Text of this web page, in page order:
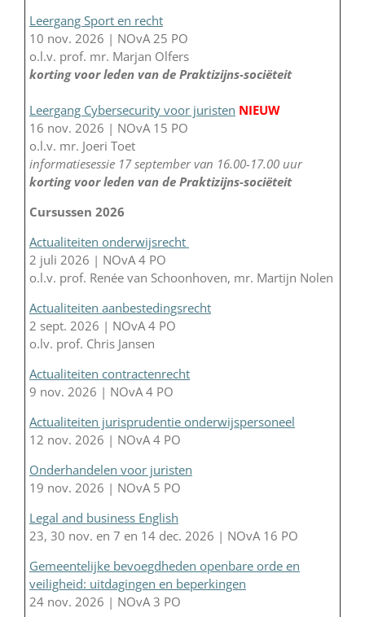
Leergang Sport en recht
10 nov. 2026 | NOvA 25 PO
o.l.v. prof. mr. Marjan Olfers
korting voor leden van de Praktizijns-sociëteit
Leergang Cybersecurity voor juristen NIEUW
16 nov. 2026 | NOvA 15 PO
o.l.v. mr. Joeri Toet
informatiesessie 17 september van 16.00-17.00 uur
korting voor leden van de Praktizijns-sociëteit
Cursussen 2026
Actualiteiten onderwijsrecht
2 juli 2026 | NOvA 4 PO
o.l.v. prof. Renée van Schoonhoven, mr. Martijn Nolen
Actualiteiten aanbestedingsrecht
2 sept. 2026 | NOvA 4 PO
o.lv. prof. Chris Jansen
Actualiteiten contractenrecht
9 nov. 2026 | NOvA 4 PO
Actualiteiten jurisprudentie onderwijspersoneel
12 nov. 2026 | NOvA 4 PO
Onderhandelen voor juristen
19 nov. 2026 | NOvA 5 PO
Legal and business English
23, 30 nov. en 7 en 14 dec. 2026 | NOvA 16 PO
Gemeentelijke bevoegdheden openbare orde en
veiligheid: uitdagingen en beperkingen
24 nov. 2026 | NOvA 3 PO